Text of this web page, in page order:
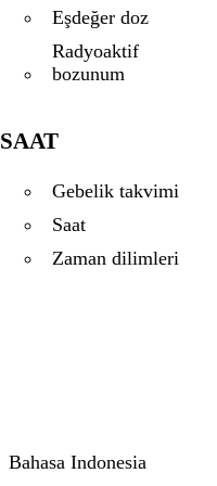
Eşdeğer doz
Radyoaktif
bozunum
SAAT
Gebelik takvimi
Saat
Zaman dilimleri
Bahasa Indonesia